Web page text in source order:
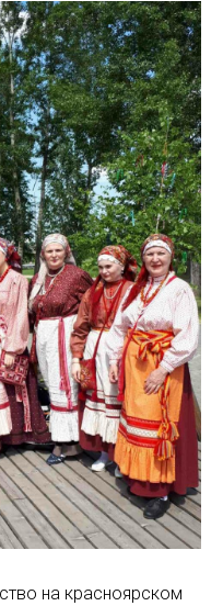
на красноярском